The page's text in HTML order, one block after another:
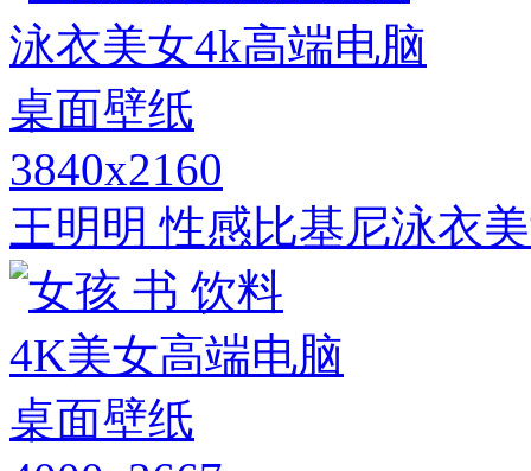
3840x2160
王明明 性感比基尼泳衣